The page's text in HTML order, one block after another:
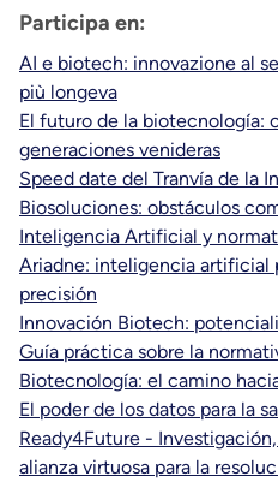
Participa en:
AI e biotech: innovazione al
più longeva
El futuro de la biotecnología:
generaciones venideras
Speed date del Tranvía de la
Biosoluciones: obstáculos
Inteligencia Artificial y
Ariadne: inteligencia artificial
precisión
Innovación Biotech:
Guía práctica sobre la
Biotecnología: el camino
El poder de los datos para la
Ready4Future -
alianza virtuosa para la